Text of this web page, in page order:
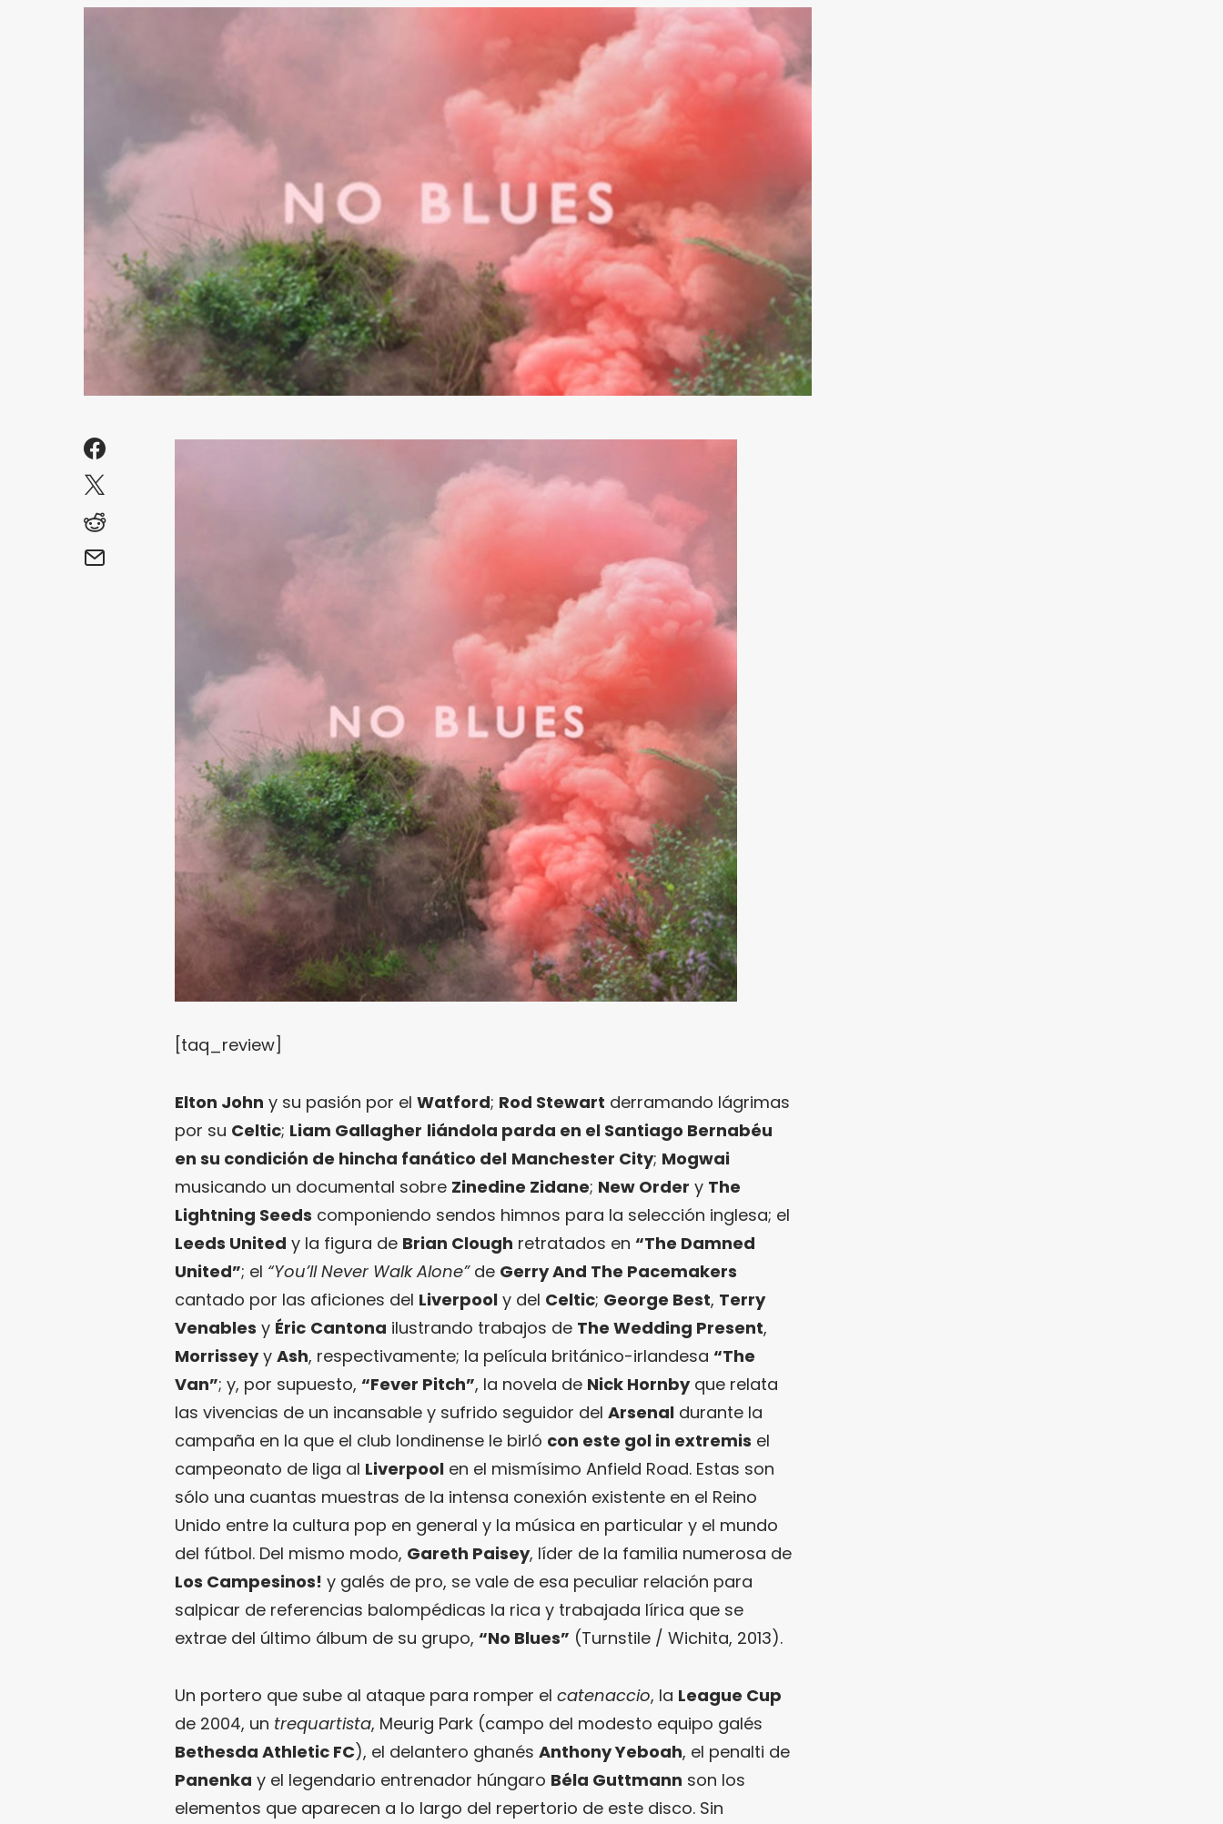
[taq_review]
Elton John y su pasión por el Watford; Rod Stewart derramando lágrimas
por su Celtic; Liam Gallagher liándola parda en el Santiago Bernabéu
en su condición de hincha fanático del Manchester City; Mogwai
musicando un documental sobre Zinedine Zidane; New Order y The
Lightning Seeds componiendo sendos himnos para la selección inglesa; el
Leeds United y la figura de Brian Clough retratados en “The Damned
United”; el “You’ll Never Walk Alone”de Gerry And The Pacemakers
cantado por las aficiones del Liverpool y del Celtic; George Best, Terry
Venables y Éric Cantona ilustrando trabajos de The Wedding Present,
Morrisseyy Ash, respectivamente; la película británico-irlandesa “The
Van”; y, por supuesto, “Fever Pitch”, la novela de Nick Hornbyque relata
las vivencias de un incansable y sufrido seguidor del Arsenal durante la
campaña en la que el club londinense le birló con este gol in extremis el
campeonato de liga al Liverpool en el mismísimo Anfield Road. Estas son
sólo una cuantas muestras de la intensa conexión existente en el Reino
Unido entre la cultura pop en general y la música en particular y el mundo
del fútbol. Del mismo modo, Gareth Paisey, líder de la familia numerosa de
Los Campesinos! y galés de pro, se vale de esa peculiar relación para
salpicar de referencias balompédicas la rica y trabajada lírica que se
extrae del último álbum de su grupo, “No Blues” (Turnstile / Wichita, 2013).
Un portero que sube al ataque para romper el catenaccio, la League Cup
de 2004, un trequartista, Meurig Park (campo del modesto equipo galés
Bethesda Athletic FC), el delantero ghanés Anthony Yeboah, el penalti de
Panenka y el legendario entrenador húngaro Béla Guttmann son los
elementos que aparecen a lo largo del repertorio de este disco. Sin